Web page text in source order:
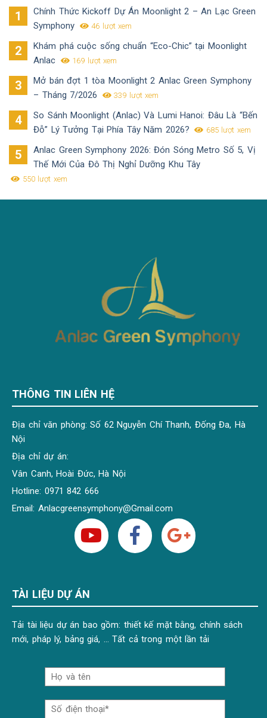
Chính Thức Kickoff Dự Án Moonlight 2 – An Lạc Green
Symphony
46 lượt xem
Khám phá cuộc sống chuẩn “Eco-Chic” tại Moonlight
Anlac
169 lượt xem
Mở bán đợt 1 tòa Moonlight 2 Anlac Green Symphony
– Tháng 7/2026
339 lượt xem
So Sánh Moonlight (Anlac) Và Lumi Hanoi: Đâu Là “Bến
Đỗ” Lý Tưởng Tại Phía Tây Năm 2026?
685 lượt xem
Anlac Green Symphony 2026: Đón Sóng Metro Số 5, Vị
Thế Mới Của Đô Thị Nghỉ Dưỡng Khu Tây
550 lượt xem
THÔNG TIN LIÊN HỆ
Địa chỉ văn phòng: Số 62 Nguyễn Chí Thanh, Đống Đa, Hà
Nội
Địa chỉ dự án:
Vân Canh, Hoài Đức, Hà Nội
Hotline: 0971 842 666
Email: Anlacgreensymphony@Gmail.com
TÀI LIỆU DỰ ÁN
Tải tài liệu dự án bao gồm: thiết kế mặt bằng, chính sách
mới, pháp lý, bảng giá, … Tất cả trong một lần tải